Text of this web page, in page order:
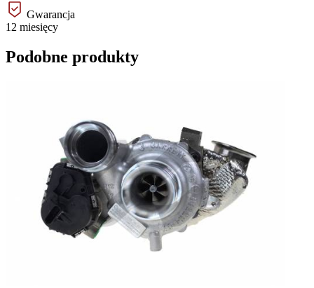
Gwarancja
12 miesięcy
Podobne produkty